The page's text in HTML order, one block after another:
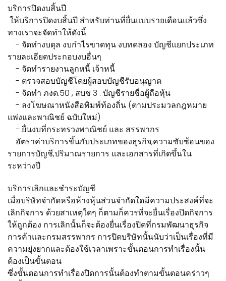
บริการปิดงบสิ้นปี
ให้บริการปิดงบสิ้นปี สำหรับท่านที่ยื่นแบบรายเดือนแล้วซึ่ง
ทางเราจะจัดทำให้ดังนี้
- จัดทำงบดุล งบกำไรขาดทุน งบทดลอง บัญชีแยกประเภท
รายละเอียดประกอบงบอื่นๆ
- จัดทำรายงานลูกหนี้ เจ้าหนี้
- ตรวจสอบบัญชีโดยผู้สอบบัญชีรับอนุญาต
- จัดทำ ภงด.50 , สบช 3 . บัญชีรายชื่อผู้ถือหุ้น
- ลงโฆษณาหนังสือพิมพ์ท้องถิ่น (ตามประมวลกฎหมาย
แพ่งและพาณิชย์ ฉบับใหม่)
- ยื่นงบที่กระทรวงพาณิชย์ และ สรรพากร
อัตราค่าบริการขึ้นกับประเภทของธุรกิจ,ความซับซ้อนของ
รายการบัญชี,ปริมาณรายการ และเอกสารที่เกิดขึ้นใน
ระหว่างปี
บริการเลิกและชำระบัญชี
เมื่อบริษัทจำกัดหรือห้างหุ้นส่วนจำกัดใดมีความประสงค์ที่จะ
เลิกกิจการ ด้วยสาเหตุใดๆ ก็ตามก็ควรที่จะยื่นเรื่องปิดกิจการ
ให้ถูกต้อง การเลิกนั้นก็จะต้องยื่นเรื่องปิดที่กรมพัฒนาธุรกิจ
การค้าและกรมสรรพากร การปิดบริษัทนั้นนับว่าเป็นเรื่องที่มี
ความยุ่งยากและต้องใช้เวลาเพราะขั้นตอนการทำเรื่องนั้น
ต้องเป็นขั้นตอน
ซึ่งขั้นตอนการทำเรื่องปิดการนั้นต้องทำตามขั้นตอนคร่าวๆ